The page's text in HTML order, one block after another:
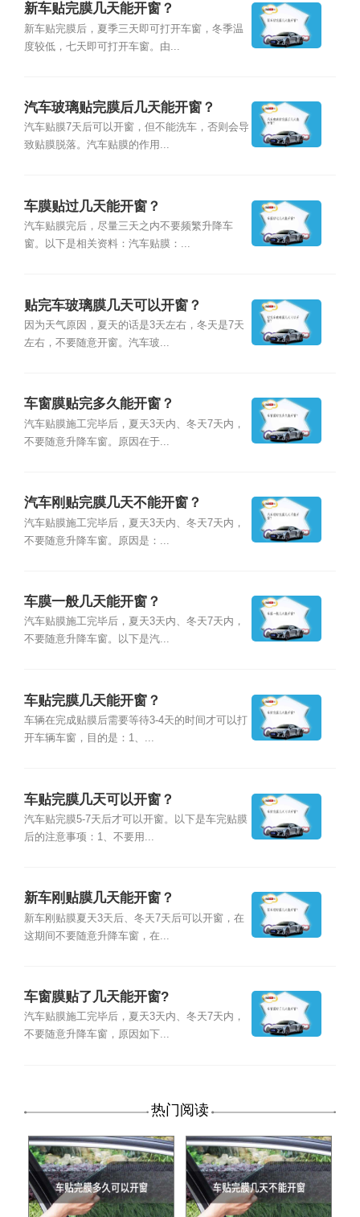
新车贴完膜几天能开窗？
新车贴完膜后，夏季三天即可打开车窗，冬季温
度较低，七天即可打开车窗。由...
汽车玻璃贴完膜后几天能开窗？
汽车贴膜7天后可以开窗，但不能洗车，否则会导
致贴膜脱落。汽车贴膜的作用...
车膜贴过几天能开窗？
汽车贴膜完后，尽量三天之内不要频繁升降车
窗。以下是相关资料：汽车贴膜：...
贴完车玻璃膜几天可以开窗？
因为天气原因，夏天的话是3天左右，冬天是7天
左右，不要随意开窗。汽车玻...
车窗膜贴完多久能开窗？
汽车贴膜施工完毕后，夏天3天内、冬天7天内，
不要随意升降车窗。原因在于...
汽车刚贴完膜几天不能开窗？
汽车贴膜施工完毕后，夏天3天内、冬天7天内，
不要随意升降车窗。原因是：...
车膜一般几天能开窗？
汽车贴膜施工完毕后，夏天3天内、冬天7天内，
不要随意升降车窗。以下是汽...
车贴完膜几天能开窗？
车辆在完成贴膜后需要等待3-4天的时间才可以打
开车辆车窗，目的是：1、...
车贴完膜几天可以开窗？
汽车贴完膜5-7天后才可以开窗。以下是车完贴膜
后的注意事项：1、不要用...
新车刚贴膜几天能开窗？
新车刚贴膜夏天3天后、冬天7天后可以开窗，在
这期间不要随意升降车窗，在...
车窗膜贴了几天能开窗?
汽车贴膜施工完毕后，夏天3天内、冬天7天内，
不要随意升降车窗，原因如下...
热门阅读